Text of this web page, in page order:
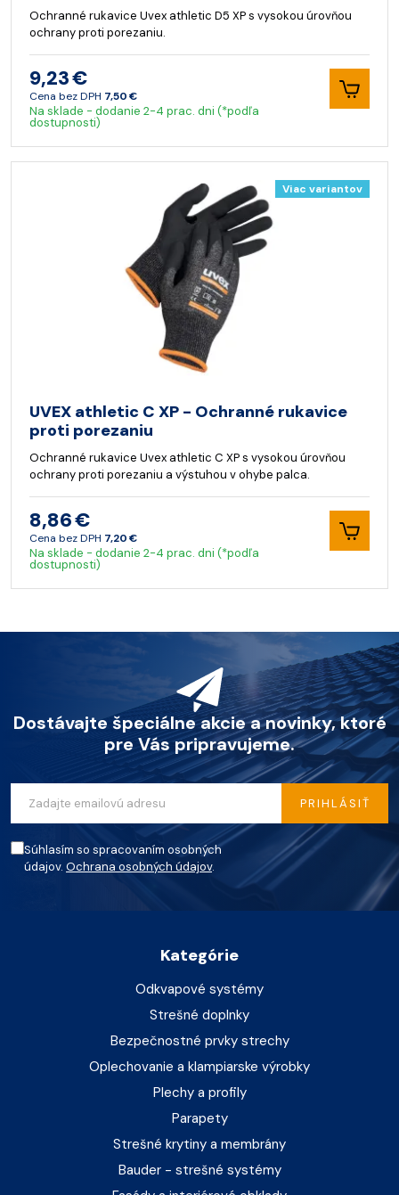
Ochranné rukavice Uvex athletic D5 XP s vysokou úrovňou
ochrany proti porezaniu.
9,23 €
Cena bez DPH 7,50 €
Na sklade - dodanie 2-4 prac. dni (*podľa
dostupnosti)
Viac variantov
UVEX athletic C XP - Ochranné rukavice
proti porezaniu
Ochranné rukavice Uvex athletic C XP s vysokou úrovňou
ochrany proti porezaniu a výstuhou v ohybe palca.
8,86 €
Cena bez DPH 7,20 €
Na sklade - dodanie 2-4 prac. dni (*podľa
dostupnosti)
Dostávajte špeciálne akcie a novinky, ktoré
pre Vás pripravujeme.
Súhlasím so spracovaním osobných
údajov. Ochrana osobných údajov.
PRIHLÁSIŤ
Kategórie
Odkvapové systémy
Strešné doplnky
Bezpečnostné prvky strechy
Oplechovanie a klampiarske výrobky
Plechy a profily
Parapety
Strešné krytiny a membrány
Bauder - strešné systémy